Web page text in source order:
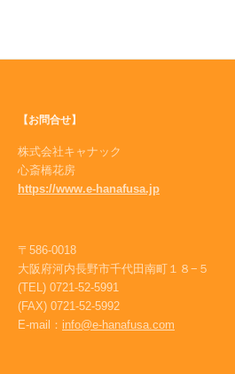
よ
【お問合せ】
株式会社キャナック
心斎橋花房
https://www.e-hanafusa.jp
〒586-0018
大阪府河内長野市千代田南町１８−５
(TEL) 0721-52-5991
(FAX) 0721-52-5992
E-mail： info@e-hanafusa.com